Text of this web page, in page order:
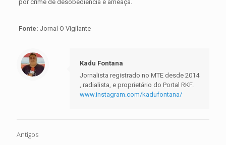
por crime de desobediência e ameaça.
Fonte: Jornal O Vigilante
Kadu Fontana
Jornalista registrado no MTE desde 2014
, radialista, e proprietário do Portal RKF.
www.instagram.com/kadufontana/
Antigos